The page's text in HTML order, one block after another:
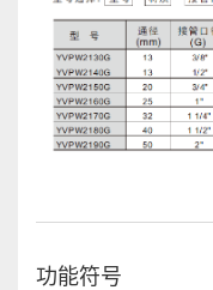
功能符号